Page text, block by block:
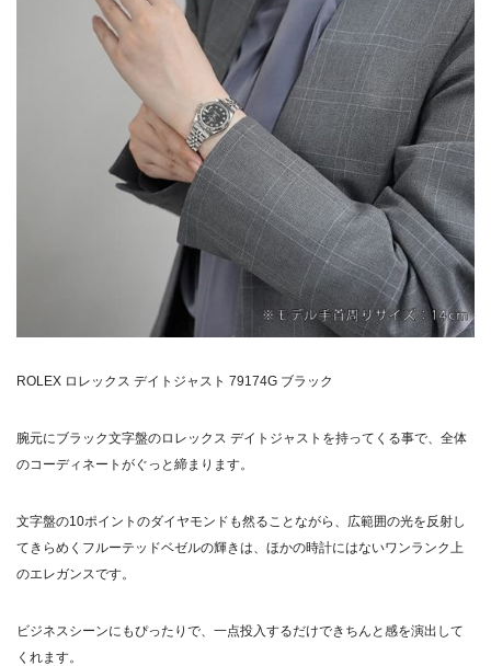
ROLEX ロレックス デイトジャスト 79174G ブラック
腕元にブラック文字盤のロレックス デイトジャストを持ってくる事で、全体
のコーディネートがぐっと締まります。
文字盤の10ポイントのダイヤモンドも然ることながら、広範囲の光を反射し
てきらめくフルーテッドベゼルの輝きは、ほかの時計にはないワンランク上
のエレガンスです。
ビジネスシーンにもぴったりで、一点投入するだけできちんと感を演出して
くれます。